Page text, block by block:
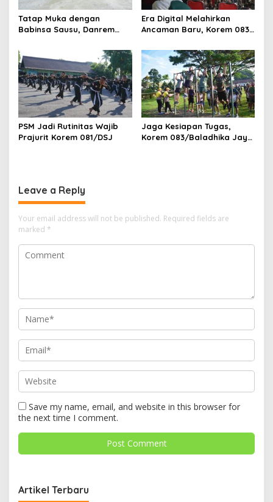
Tatap Muka dengan
Babinsa Sausu, Danrem
Penting untuk Prajurit
Era Digital Melahirkan
Ancaman Baru, Korem 083
Ketahanan Bangsa
PSM Jadi Rutinitas Wajib
Prajurit Korem 081/DSJ
Jaga Kesiapan Tugas,
Korem 083/Baladhika Jaya
Leave a Reply
Your email address will not be published. Required fields are
marked *
Save my name, email, and website in this browser for
the next time I comment.
Artikel Terbaru